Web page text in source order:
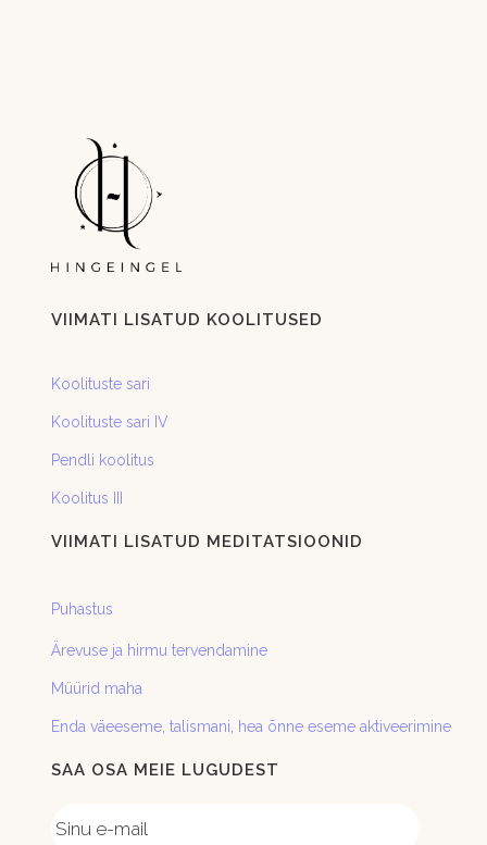
VIIMATI LISATUD KOOLITUSED
Koolituste sari
Koolituste sari IV
Pendli koolitus
Koolitus III
VIIMATI LISATUD MEDITATSIOONID
Puhastus
Ärevuse ja hirmu tervendamine
Müürid maha
Enda väeeseme, talismani, hea õnne eseme aktiveerimine
SAA OSA MEIE LUGUDEST